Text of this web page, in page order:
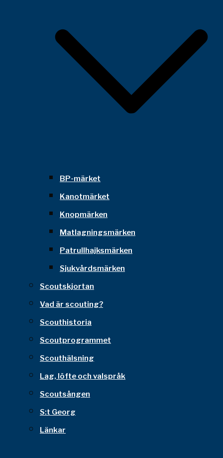
BP-märket
Kanotmärket
Knopmärken
Matlagningsmärken
Patrullhajksmärken
Sjukvårdsmärken
Scoutskjortan
Vad är scouting?
Scouthistoria
Scoutprogrammet
Scouthälsning
Lag, löfte och valspråk
Scoutsången
S:t Georg
Länkar